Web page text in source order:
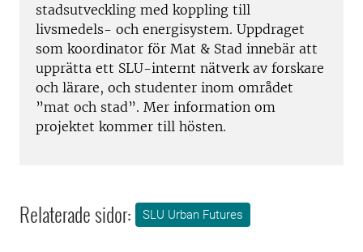
stadsutveckling med koppling till
livsmedels- och energisystem. Uppdraget
som koordinator för Mat & Stad innebär att
upprätta ett SLU-internt nätverk av forskare
och lärare, och studenter inom området
”mat och stad”. Mer information om
projektet kommer till hösten.
Relaterade sidor: SLU Urban Futures